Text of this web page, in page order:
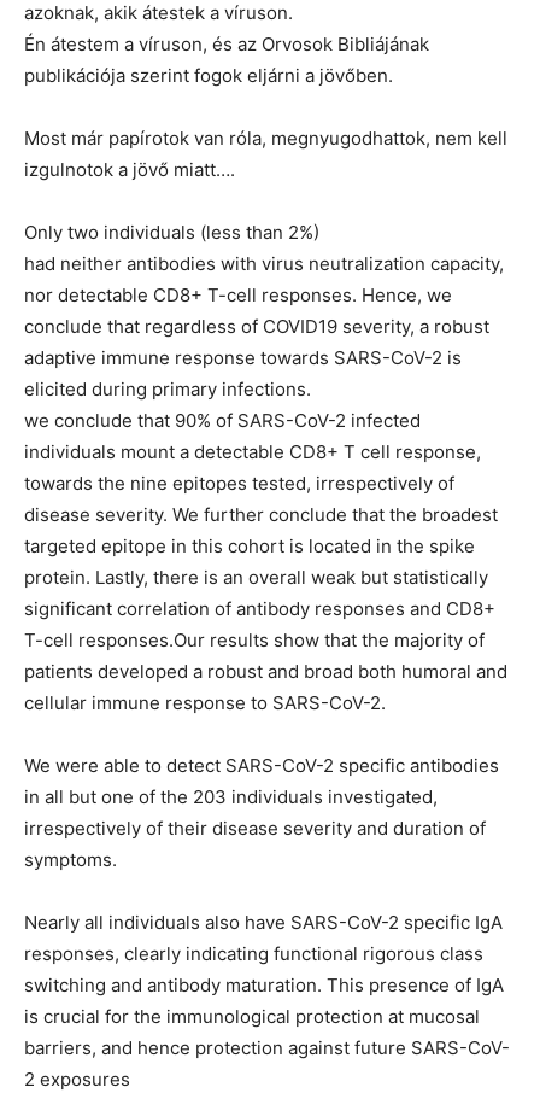
azoknak, akik átestek a víruson.
Én átestem a víruson, és az Orvosok Bibliájának
publikációja szerint fogok eljárni a jövőben.
Most már papírotok van róla, megnyugodhattok, nem kell
izgulnotok a jövő miatt….
Only two individuals (less than 2%)
had neither antibodies with virus neutralization capacity,
nor detectable CD8+ T-cell responses. Hence, we
conclude that regardless of COVID19 severity, a robust
adaptive immune response towards SARS-CoV-2 is
elicited during primary infections.
we conclude that 90% of SARS-CoV-2 infected
individuals mount a detectable CD8+ T cell response,
towards the nine epitopes tested, irrespectively of
disease severity. We further conclude that the broadest
targeted epitope in this cohort is located in the spike
protein. Lastly, there is an overall weak but statistically
significant correlation of antibody responses and CD8+
T-cell responses.Our results show that the majority of
patients developed a robust and broad both humoral and
cellular immune response to SARS-CoV-2.
We were able to detect SARS-CoV-2 specific antibodies
in all but one of the 203 individuals investigated,
irrespectively of their disease severity and duration of
symptoms.
Nearly all individuals also have SARS-CoV-2 specific IgA
responses, clearly indicating functional rigorous class
switching and antibody maturation. This presence of IgA
is crucial for the immunological protection at mucosal
barriers, and hence protection against future SARS-CoV-
2 exposures